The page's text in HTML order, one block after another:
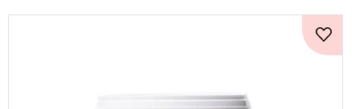
Lägg